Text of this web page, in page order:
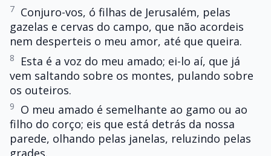
7 Conjuro-vos, ó filhas de Jerusalém, pelas
gazelas e cervas do campo, que não acordeis
nem desperteis o meu amor, até que queira.
8
Esta é a voz do meu amado; ei-lo aí, que já
vem saltando sobre os montes, pulando sobre
os outeiros.
9
O meu amado é semelhante ao gamo ou ao
filho do corço; eis que está detrás da nossa
parede, olhando pelas janelas, reluzindo pelas